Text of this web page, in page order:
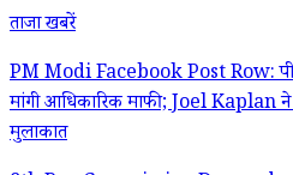
ताजा खबरें
PM Modi Facebook Post Row:
मांगी आधिकारिक माफी; Joel Kaplan ने
मुलाकात